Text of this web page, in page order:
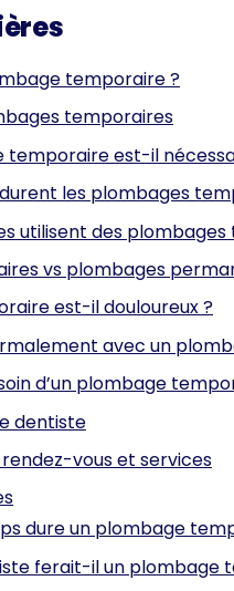
temporaire ?
temporaires
temporaire est-il
les plombages
utilisent des
vs plombages
est-il douloureux ?
avec un
d’un plombage
dentiste
vous et services
dure un plombage
ferait-il un plombage